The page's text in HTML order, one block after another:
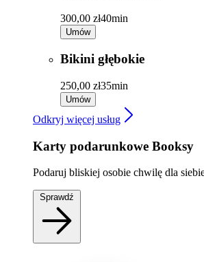
300,00 zł40min
Umów
Bikini głębokie
250,00 zł35min
Umów
Odkryj więcej usług
Karty podarunkowe Booksy
Podaruj bliskiej osobie chwilę dla